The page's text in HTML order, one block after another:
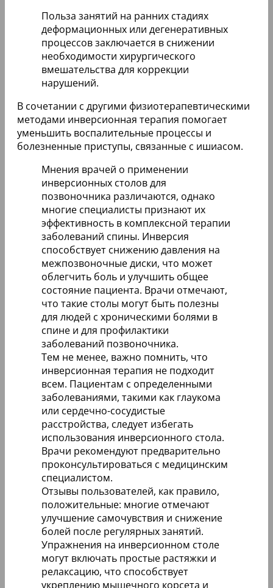
Польза занятий на ранних стадиях
деформационных или дегенеративных
процессов заключается в снижении
необходимости хирургического
вмешательства для коррекции
нарушений.
В сочетании с другими физиотерапевтическими
методами инверсионная терапия помогает
уменьшить воспалительные процессы и
болезненные приступы, связанные с ишиасом.
Мнения врачей о применении
инверсионных столов для
позвоночника различаются, однако
многие специалисты признают их
эффективность в комплексной терапии
заболеваний спины. Инверсия
способствует снижению давления на
межпозвоночные диски, что может
облегчить боль и улучшить общее
состояние пациента. Врачи отмечают,
что такие столы могут быть полезны
для людей с хроническими болями в
спине и для профилактики
заболеваний позвоночника.
Тем не менее, важно помнить, что
инверсионная терапия не подходит
всем. Пациентам с определенными
заболеваниями, такими как глаукома
или сердечно-сосудистые
расстройства, следует избегать
использования инверсионного стола.
Врачи рекомендуют предварительно
проконсультироваться с медицинским
специалистом.
Отзывы пользователей, как правило,
положительные: многие отмечают
улучшение самочувствия и снижение
болей после регулярных занятий.
Упражнения на инверсионном столе
могут включать простые растяжки и
релаксацию, что способствует
укреплению мышечного корсета и